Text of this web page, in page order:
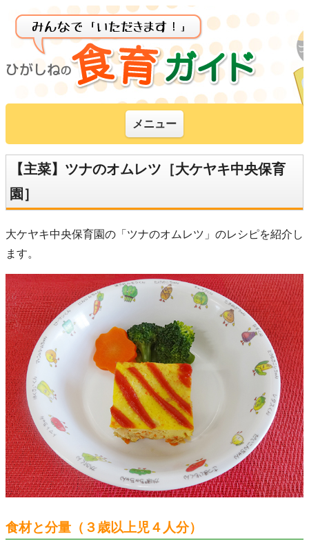
メニュー
【主菜】ツナのオムレツ［大ケヤキ中央保育
園］
大ケヤキ中央保育園の「ツナのオムレツ」のレシピを紹介し
ます。
食材と分量（３歳以上児４人分）